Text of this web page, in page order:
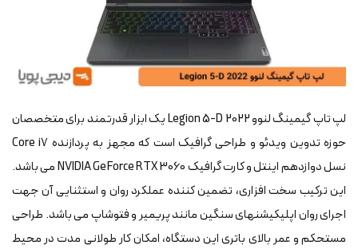
لپ تاپ گیمینگ لنوو Legion 5-D 2022 یک ابزار قدرتمند برای متخصصان
حوزه تدوین ویدئو و طراحی گرافیک است که مجهز به پردازنده Core i7
نسل دوازدهم اینتل و کارت گرافیک NVIDIA GeForce RTX 3060 می باشد.
این ترکیب سخت افزاری، تضمین کننده عملکرد روان و استثنایی آن جهت
اجرای روان اپلیکیشنهای سنگین مانند پریمیر و فتوشاپ می باشد. طراحی
مستحکم و عمر بالای باتری این دستگاه، امکان کار طولانی مدت در محیط